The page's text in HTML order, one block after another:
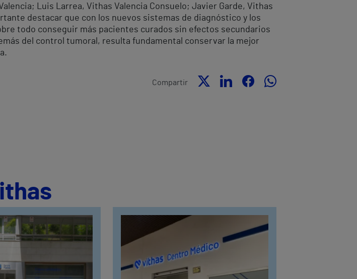
Luis Larrea, Vithas Valencia Consuelo; Javier Garde, Vithas
destacar que con los nuevos sistemas de diagnóstico y los
todo conseguir más pacientes curados sin efectos secundarios
del control tumoral, resulta fundamental conservar la mejor
Compartir